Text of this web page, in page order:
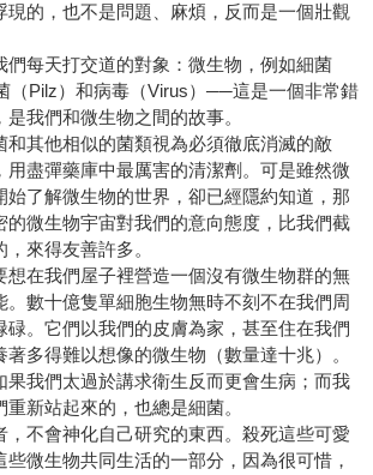
現的，也不是問題、麻煩，反而是一個壯觀
們每天打交道的對象：微生物，例如細菌
（Pilz）和病毒（Virus）──這是一個非常錯
我們和微生物之間的故事。
和其他相似的菌類視為必須徹底消滅的敵
用盡彈藥庫中最厲害的清潔劑。可是雖然微
始了解微生物的世界，卻已經隱約知道，那
的微生物宇宙對我們的意向態度，比我們截
來得友善許多。
想在我們屋子裡營造一個沒有微生物群的無
。數十億隻單細胞生物無時不刻不在我們周
碌。它們以我們的皮膚為家，甚至住在我們
多得難以想像的微生物（數量達十兆）。
果我們太過於講求衛生反而更會生病；而我
新站起來的，也總是細菌。
，不會神化自己研究的東西。殺死這些可愛
些微生物共同生活的一部分，因為很可惜，